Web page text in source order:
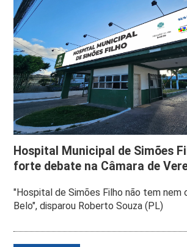
Hospital Municipal de Simões
forte debate na Câmara de
"Hospital de Simões Filho não tem nem
Belo", disparou Roberto Souza (PL)